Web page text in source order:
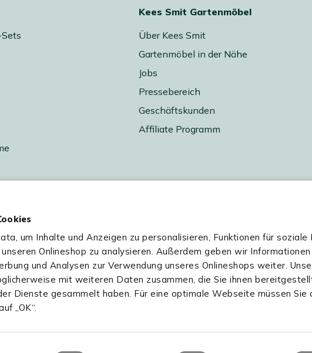
um Inhalte und Anzeigen zu personalisieren, Funktionen für soziale
Onlineshop zu analysieren. Außerdem geben wir
und Analysen zur Verwendung unseres Onlineshops weiter.
mit weiteren Daten zusammen, die Sie ihnen
Dienste gesammelt haben. Für eine optimale Webseite müssen Sie
„OK“.
Kees Smit Gartenmöbel
Über Kees Smit
Gartenmöbel in der Nähe
Jobs
Pressebereich
Geschäftskunden
Affiliate Programm